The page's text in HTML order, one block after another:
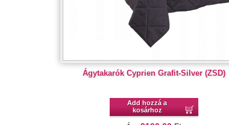
Ágytakarók Cyprien Grafit-Silver (ZSD)
Add hozzá a
kosárhoz